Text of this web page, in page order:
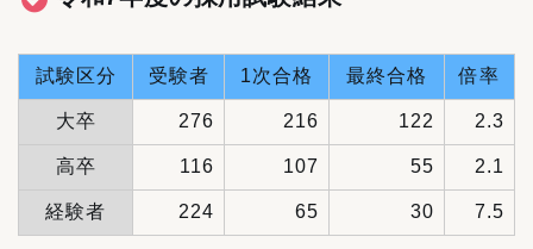
試験区分 受験者 1次合格 最終合格 倍率
大卒 276 216 122 2.3
高卒 116 107 55 2.1
経験者 224 65 30 7.5